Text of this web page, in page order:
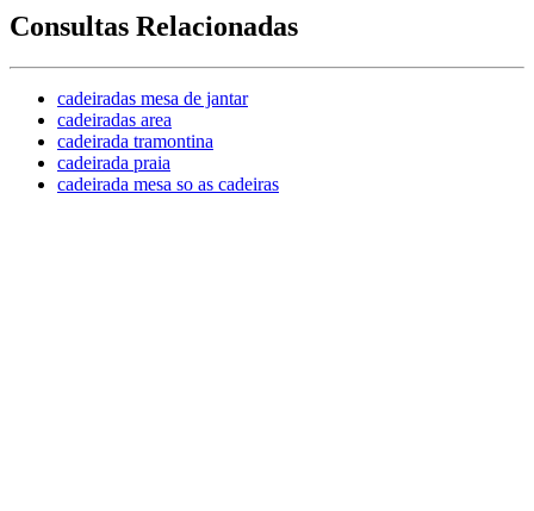
Consultas Relacionadas
cadeiradas mesa de jantar
cadeiradas area
cadeirada tramontina
cadeirada praia
cadeirada mesa so as cadeiras